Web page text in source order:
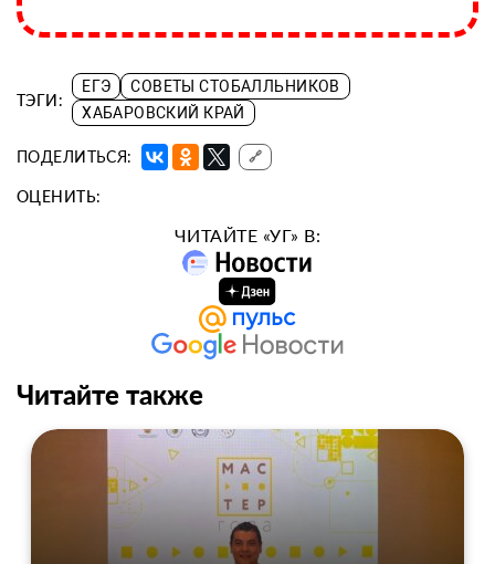
ТЭГИ:
ЕГЭ
СОВЕТЫ СТОБАЛЛЬНИКОВ
ХАБАРОВСКИЙ КРАЙ
ПОДЕЛИТЬСЯ: 🔗
ОЦЕНИТЬ:
ЧИТАЙТЕ «УГ» В:
Читайте также